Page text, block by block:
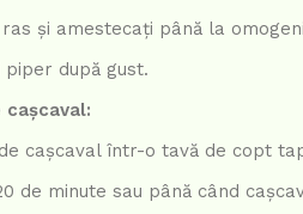
și amestecați până la
după gust.
cașcaval într-o tavă de copt
de minute sau până când